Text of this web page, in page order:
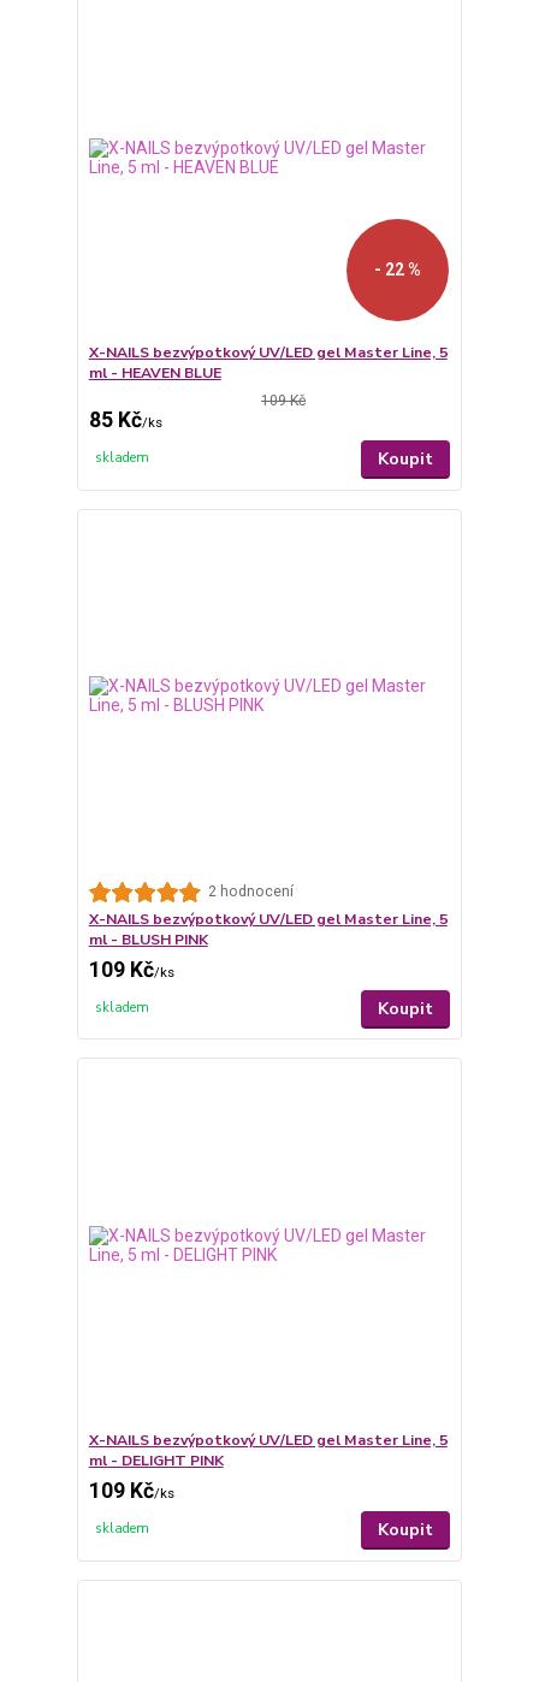
- 22 %
X-NAILS bezvýpotkový UV/LED gel Master Line, 5
ml - HEAVEN BLUE
109 Kč
85 Kč/ks
skladem Koupit
2 hodnocení
X-NAILS bezvýpotkový UV/LED gel Master Line, 5
ml - BLUSH PINK
109 Kč/ks
skladem Koupit
X-NAILS bezvýpotkový UV/LED gel Master Line, 5
ml - DELIGHT PINK
109 Kč/ks
skladem Koupit